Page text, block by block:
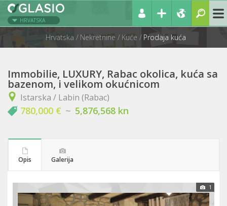
HRVATSKA
Hrvatska Nekretnine Kuće Prodaja kuća
Immobilie, LUXURY, Rabac okolica, kuća sa
bazenom, i velikom okućnicom
Istarska / Labin (Rabac)
780,000 € ~ 5,876,568 kn
Opis Galerija
1